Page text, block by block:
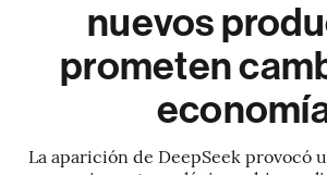
nuevos
prometen
La aparición de DeepSeek provocó